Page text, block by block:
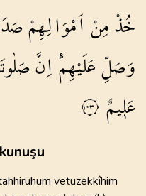
خُذْمِنْاَمْوَالِهِمْ
وَصَلِّعَلَيْهِمْۜاِنَّ
عَل۪يمٌ ١٠٣
vetuzekkîhim